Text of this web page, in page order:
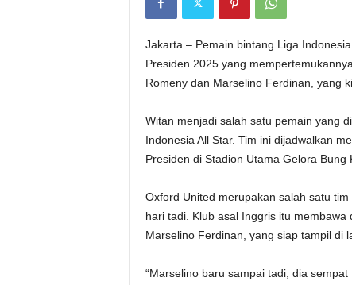
a
h
.
c
o
Jakarta – Pemain bintang Liga
Presiden 2025 yang
Romeny dan Marselino Ferdinan, yang
Witan menjadi salah satu pemain yang
Indonesia All Star. Tim ini dijadwalkan
Presiden di Stadion Utama Gelora
Oxford United merupakan salah satu
hari tadi. Klub asal Inggris itu
Marselino Ferdinan, yang siap tampil di
“Marselino baru sampai tadi, dia